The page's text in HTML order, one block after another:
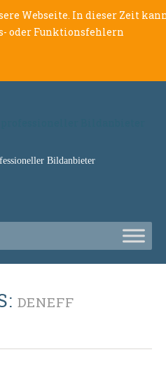
Webseite. In dieser Zeit
oder Funktionsfehlern
Bildanbieter
DENEFF